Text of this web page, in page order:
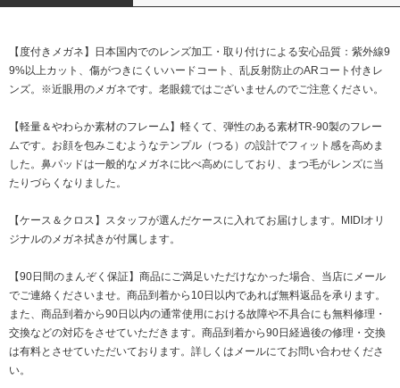
【度付きメガネ】日本国内でのレンズ加工・取り付けによる安心品質：紫外線9
9%以上カット、傷がつきにくいハードコート、乱反射防止のARコート付きレ
ンズ。※近眼用のメガネです。老眼鏡ではございませんのでご注意ください。
【軽量＆やわらか素材のフレーム】軽くて、弾性のある素材TR-90製のフレー
ムです。お顔を包みこむようなテンプル（つる）の設計でフィット感を高めま
した。鼻パッドは一般的なメガネに比べ高めにしており、まつ毛がレンズに当
たりづらくなりました。
【ケース＆クロス】スタッフが選んだケースに入れてお届けします。MIDIオリ
ジナルのメガネ拭きが付属します。
【90日間のまんぞく保証】商品にご満足いただけなかった場合、当店にメール
でご連絡くださいませ。商品到着から10日以内であれば無料返品を承ります。
また、商品到着から90日以内の通常使用における故障や不具合にも無料修理・
交換などの対応をさせていただきます。商品到着から90日経過後の修理・交換
は有料とさせていただいております。詳しくはメールにてお問い合わせくださ
い。